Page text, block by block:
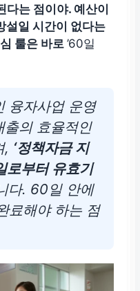
다는 점이야. 예산이
설일 시간이 없다는
룰은 바로’60일
융자사업 운영
출의 효율적인
, ‘정책자금 지
로부터 유효기
다. 60일 안에
료해야 하는 점